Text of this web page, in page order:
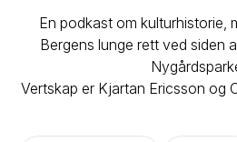
En podkast om kulturhistorie,
Bergens lunge rett ved siden
Vertskap er Kjartan Ericsson og